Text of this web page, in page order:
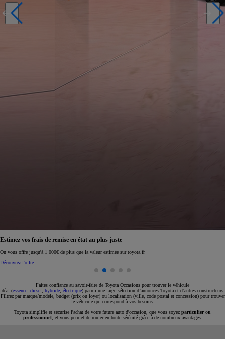
Réservez en ligne votre occasion pour 1€ seulement
Réservez en ligne
Faites confiance au savoir-faire de Toyota Occasions pour trouver le véhicule
idéal (essence diesel hybride électrique) parmi une large sélection d’annonces Toyota et d’autres constructeurs.
Filtrez par marque/modèle, budget (prix ou loyer) ou localisation (ville, code postal et concession) pour trouver
le véhicule qui correspond à vos besoins.
Toyota simplifie et sécurise l'achat de votre future auto d'occasion, que vous soyez particulier ou
professionnel , et vous permet de rouler en toute sérénité grâce à de nombreux avantages.